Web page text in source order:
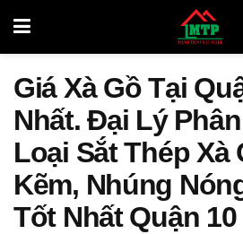
Giá Xà Gồ Tại
Nhất. Đại Lý
Loại Sắt Thép Xà
Kẽm, Nhúng
Tốt Nhất Quận 10